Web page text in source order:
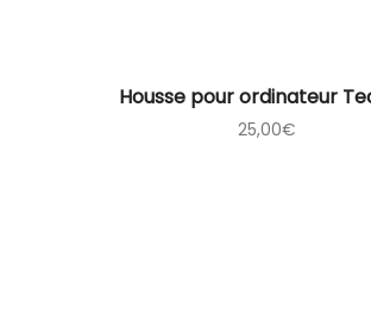
Housse pour ordinateur
25,00€